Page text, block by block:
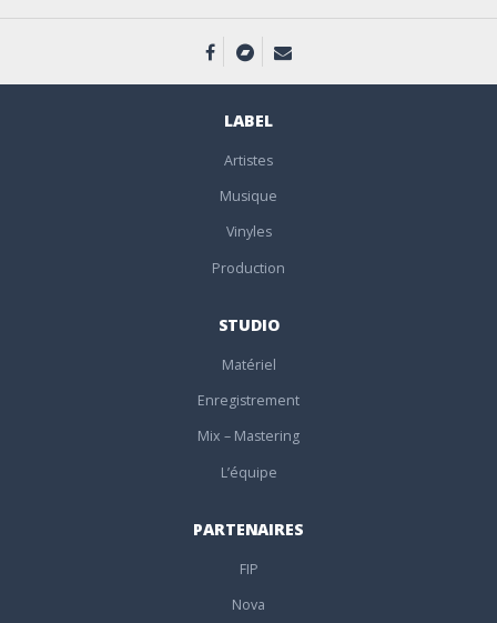
LABEL
Artistes
Musique
Vinyles
Production
STUDIO
Matériel
Enregistrement
Mix – Mastering
L’équipe
PARTENAIRES
FIP
Nova